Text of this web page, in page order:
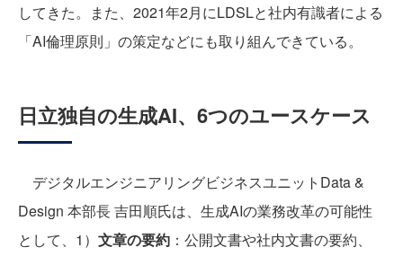
してきた。また、2021年2月にLDSLと社内有識者による
「AI倫理原則」の策定などにも取り組んできている。
日立独自の生成AI、6つのユースケース
デジタルエンジニアリングビジネスユニットData &
Design 本部長 吉田順氏は、生成AIの業務改革の可能性
として、1） 文章の要約 ：公開文書や社内文書の要約、